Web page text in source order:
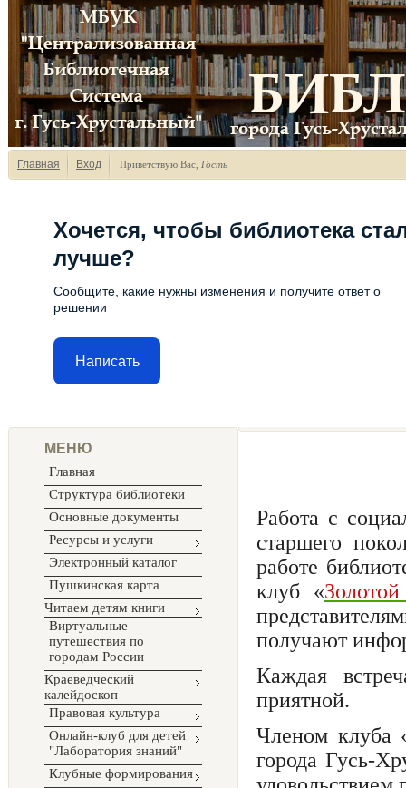
Главная Вход Приветствую Вас Гость
Хочется, чтобы библиотека
лучше?
Сообщите, какие нужны изменения и получите ответ о
решении
Написать
МЕНЮ
Главная
Структура библиотеки
Основные документы
Ресурсы и услуги
Электронный каталог
Пушкинская карта
Читаем детям книги
Виртуальные
путешествия по
городам России
Краеведческий
калейдоскоп
Правовая культура
Онлайн-клуб для детей
"Лаборатория знаний"
Клубные формирования
Работа с
старшего
работе
клуб «
получают
Каждая
приятной.
Членом клуба
города Гусь-